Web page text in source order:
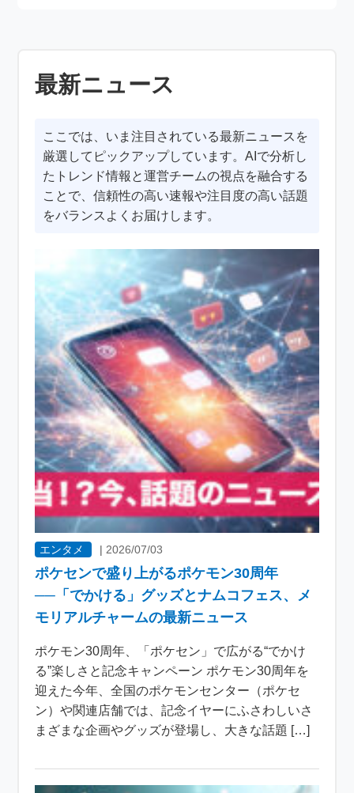
最新ニュース
ここでは、いま注目されている最新ニュースを
厳選してピックアップしています。AIで分析し
たトレンド情報と運営チームの視点を融合する
ことで、信頼性の高い速報や注目度の高い話題
をバランスよくお届けします。
エンタメ | 2026/07/03
ポケセンで盛り上がるポケモン30周年
──「でかける」グッズとナムコフェス、メ
モリアルチャームの最新ニュース
ポケモン30周年、「ポケセン」で広がる“でかけ
る”楽しさと記念キャンペーン ポケモン30周年を
迎えた今年、全国のポケモンセンター（ポケセ
ン）や関連店舗では、記念イヤーにふさわしいさ
まざまな企画やグッズが登場し、大きな話題 […]